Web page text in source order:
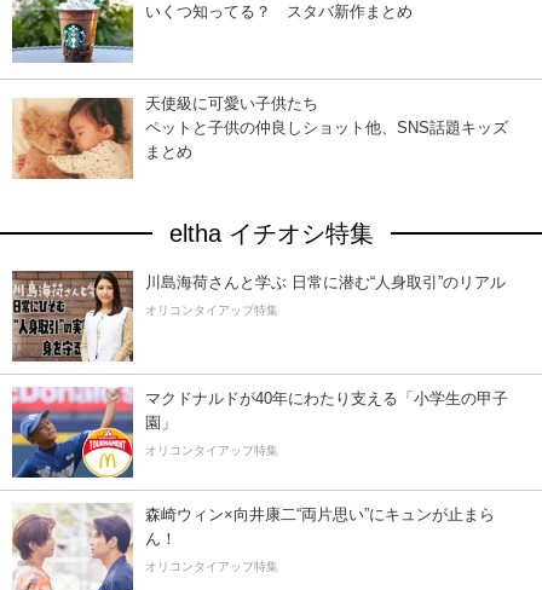
いくつ知ってる？ スタバ新作まとめ
天使級に可愛い子供たち
ペットと子供の仲良しショット他、SNS話題キッズ
まとめ
eltha イチオシ特集
川島海荷さんと学ぶ 日常に潜む“人身取引”のリアル
オリコンタイアップ特集
マクドナルドが40年にわたり支える「小学生の甲子
園」
オリコンタイアップ特集
森崎ウィン×向井康二“両片思い”にキュンが止まら
ん！
オリコンタイアップ特集